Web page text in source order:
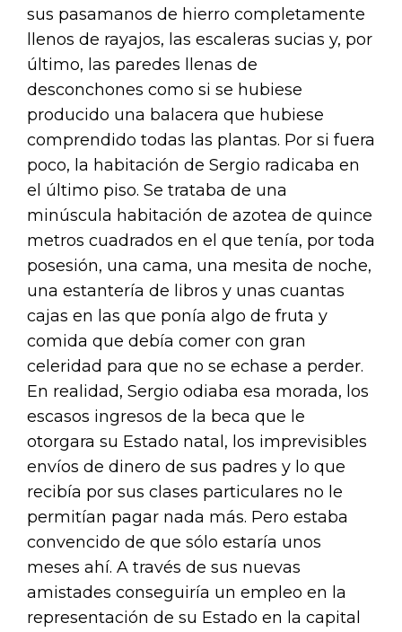
sus pasamanos de hierro completamente
llenos de rayajos, las escaleras sucias y, por
último, las paredes llenas de
desconchones como si se hubiese
producido una balacera que hubiese
comprendido todas las plantas. Por si fuera
poco, la habitación de Sergio radicaba en
el último piso. Se trataba de una
minúscula habitación de azotea de quince
metros cuadrados en el que tenía, por toda
posesión, una cama, una mesita de noche,
una estantería de libros y unas cuantas
cajas en las que ponía algo de fruta y
comida que debía comer con gran
celeridad para que no se echase a perder.
En realidad, Sergio odiaba esa morada, los
escasos ingresos de la beca que le
otorgara su Estado natal, los imprevisibles
envíos de dinero de sus padres y lo que
recibía por sus clases particulares no le
permitían pagar nada más. Pero estaba
convencido de que sólo estaría unos
meses ahí. A través de sus nuevas
amistades conseguiría un empleo en la
representación de su Estado en la capital